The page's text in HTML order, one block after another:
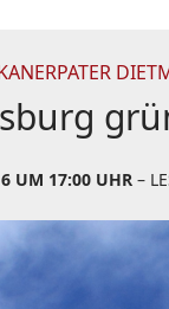
UM 17:00 UHR –